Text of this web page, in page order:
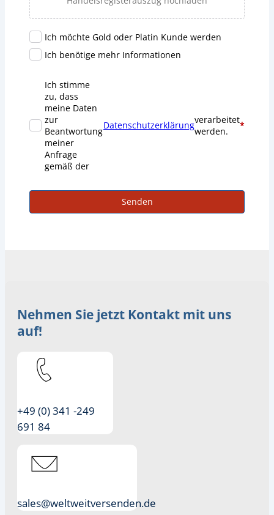
Ich möchte Gold oder Platin Kunde werden
Ich benötige mehr Informationen
Ich stimme
zu, dass
meine Daten
zur
Beantwortung
meiner
Anfrage
gemäß der
Datenschutzerklärungverarbeitet
werden.
*
Senden
Nehmen Sie jetzt Kontakt mit uns
auf!
+49 (0) 341 -249
691 84
sales@weltweitversenden.de